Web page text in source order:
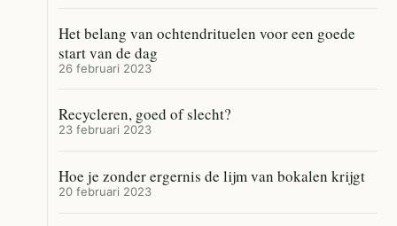
Het belang van ochtendrituelen voor een goede
start van de dag
26 februari 2023
Recycleren, goed of slecht?
23 februari 2023
Hoe je zonder ergernis de lijm van bokalen krijgt
20 februari 2023